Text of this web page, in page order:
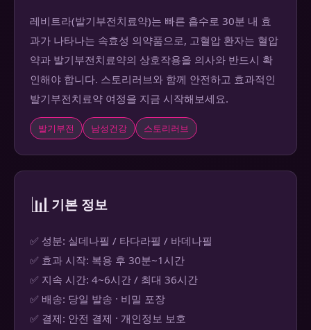
레비트라(발기부전치료약)는 빠른 흡수로 30분 내 효
과가 나타나는 속효성 의약품으로, 고혈압 환자는 혈압
약과 발기부전치료약의 상호작용을 의사와 반드시 확
인해야 합니다. 스토리러브와 함께 안전하고 효과적인
발기부전치료약 여정을 지금 시작해보세요.
발기부전 남성건강 스토리러브
📊기본 정보
✅ 성분: 실데나필 / 타다라필 / 바데나필
✅ 효과 시작: 복용 후 30분~1시간
✅ 지속 시간: 4~6시간 / 최대 36시간
✅ 배송: 당일 발송 · 비밀 포장
✅ 결제: 안전 결제 · 개인정보 보호